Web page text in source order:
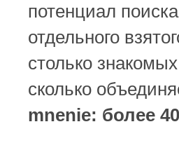
потенциал
отдельного
столько знакомых
сколько
mnenie: более